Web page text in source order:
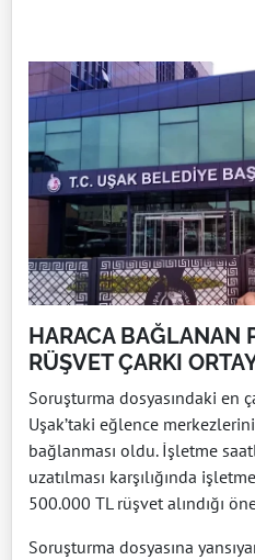
HARACA BAĞLANAN
RÜŞVET ÇARKI
Soruşturma dosyasındaki en
Uşak’taki eğlence
bağlanması oldu. İşletme
uzatılması karşılığında
500.000 TL rüşvet alındığı
Soruşturma dosyasına